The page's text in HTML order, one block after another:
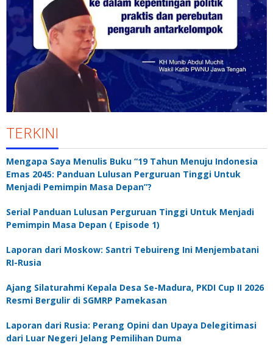
TERKINI
Mengapa Saya Menulis Buku “19 Tahun Menuju Indonesia
Emas 2045: Panduan Lulusan Perguruan Tinggi Untuk
Menjadi Pemimpin Masa Depan”?
Serial Panduan Lulusan Perguruan Tinggi Untuk Menjadi
Pemimpin Masa Depan ( Episode 1)
Laporan dari Moskow: Santri Tebuireng Ini Menjembatani
RI-Rusia
Ajang Silaturahmi Kepala Desa Se-Madura, PKDI Cup II 2026
Resmi Bergulir di SGMRP Pamekasan
Laporan dari Rusia: Perang Opini dan Upaya Delegitimasi
dari Luar Negeri Jelang Pemilihan Duma